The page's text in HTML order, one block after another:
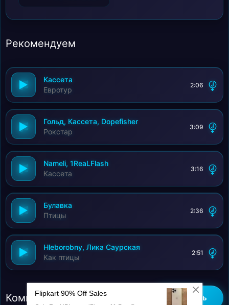
Рекомендуем
Кассета
Евротур
2:06
Гольд, Кассета, Dopefisher
Рокстар
3:09
Nameli, 1ReaLFlash
Кассета
3:16
Булавка
Птицы
2:36
Hleborobny, Лика Саурская
Как птицы
2:51
Комментарии (0) Добавить